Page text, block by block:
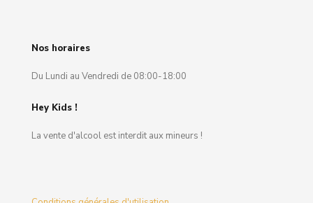
Nos horaires
Du Lundi au Vendredi de 08:00-18:00
Hey Kids !
La vente d'alcool est interdit aux mineurs !